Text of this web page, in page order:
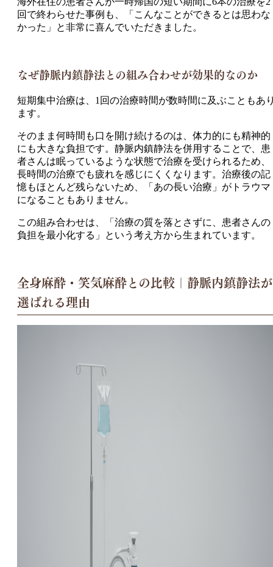
回で終わらせた事例も、「こんなことができるとは思わな
かった」と非常に喜んでいただきました。
なぜ静脈内鎮静法との組み合わせが効果的なのか
短期集中治療は、1回の治療時間が数時間に及ぶこともあ
ます。
そのまま何時間も口を開け続けるのは、体力的にも精神的
にも大きな負担です。静脈内鎮静法を併用することで、患
者さんは眠っているような状態で治療を受けられるため、
長時間の治療でも疲れを感じにくくなります。治療後の記
憶もほとんど残らないため、「あの長い治療」がトラウマ
になることもありません。
この組み合わせは、「治療の質を落とさずに、患者さんの
負担を最小化する」という考え方から生まれています。
全身麻酔・笑気麻酔との比較｜静脈内鎮静法が
選ばれる理由